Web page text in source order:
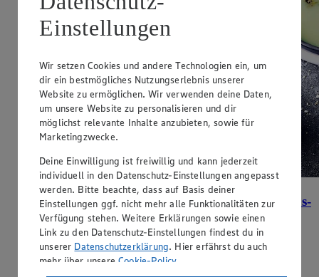
Blumenkohl-Broccolicremesuppe mit Hummus-
Crostini
Zubereitungsdauer
25 min.
Einstellungen
Wir setzen Cookies und andere Technologien ein, um
dir ein bestmögliches Nutzungserlebnis unserer
Website zu ermöglichen. Wir verwenden deine Daten,
um unsere Website zu personalisieren und dir
möglichst relevante Inhalte anzubieten, sowie für
Marketingzwecke.
Deine Einwilligung ist freiwillig und kann jederzeit
individuell in den Datenschutz-Einstellungen angepasst
werden. Bitte beachte, dass auf Basis deiner
Einstellungen ggf. nicht mehr alle Funktionalitäten zur
Verfügung stehen. Weitere Erklärungen sowie einen
Link zu den Datenschutz-Einstellungen findest du in
unserer Datenschutzerklärung. Hier erfährst du auch
mehr über unsereCookie-Policy.